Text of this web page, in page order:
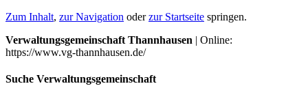
Zum Inhalt, zur Navigation oderzur Startseite springen.
Verwaltungsgemeinschaft Thannhausen | Online:
https://www.vg-thannhausen.de/
Suche Verwaltungsgemeinschaft